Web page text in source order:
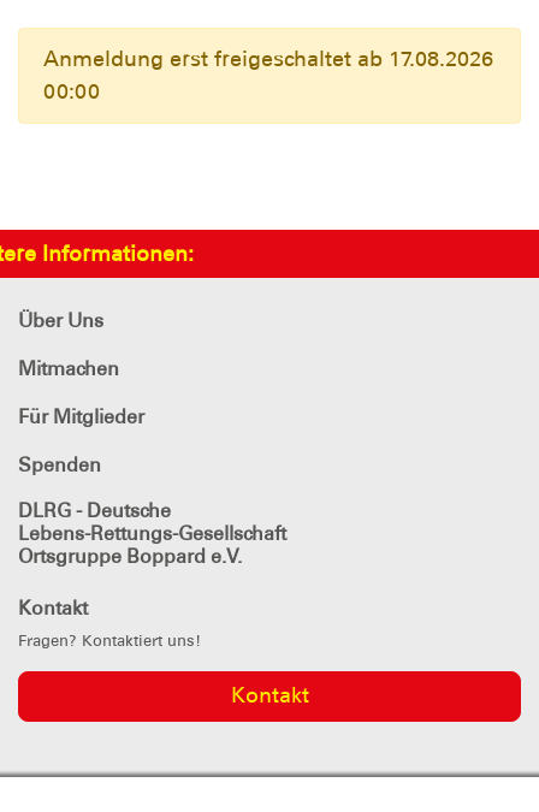
Anmeldung erst freigeschaltet ab 17.08.2026
00:00
Informationen:
Über Uns
Mitmachen
Für Mitglieder
Spenden
DLRG - Deutsche
Lebens-Rettungs-Gesellschaft
Ortsgruppe Boppard e.V.
Kontakt
Fragen? Kontaktiert uns!
Kontakt